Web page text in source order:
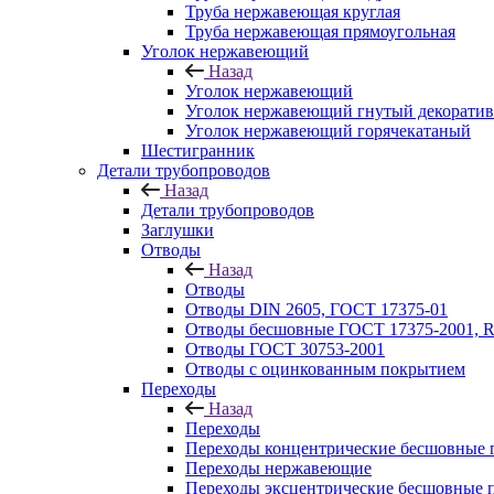
Труба нержавеющая круглая
Труба нержавеющая прямоугольная
Уголок нержавеющий
Назад
Уголок нержавеющий
Уголок нержавеющий гнутый
Уголок нержавеющий горячекатаный
Шестигранник
Детали трубопроводов
Назад
Детали трубопроводов
Заглушки
Отводы
Назад
Отводы
Отводы DIN 2605, ГОСТ 17375-01
Отводы бесшовные ГОСТ 17375-2001,
Отводы ГОСТ 30753-2001
Отводы с оцинкованным покрытием
Переходы
Назад
Переходы
Переходы концентрические бесшовные
Переходы нержавеющие
Переходы эксцентрические бесшовные